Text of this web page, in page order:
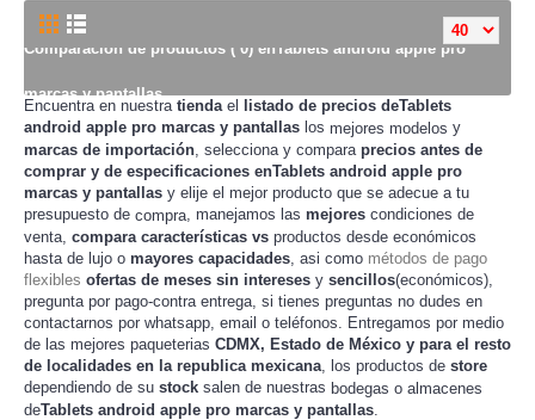
Comparación de productos ( 0) enTablets android apple pro
marcas y pantallas
Encuentra en nuestra tiendael
listado de precios deTablets
android apple pro marcas y pantallas los mejores modelos y
marcas de importación , selecciona y compara precios antes de
comprar y de especificaciones enTablets android apple pro
marcas y pantallas y elije el mejor producto que se adecue a tu
presupuesto de compra , manejamos las mejores condiciones de
venta compara características vs productos desde económicos
hasta de lujo o mayores capacidades , asi como métodos de pago
flexibles ofertas de meses sin intereses y sencillos(económicos),
pregunta por pago-contra entrega, si tienes preguntas no dudes en
contactarnos por whatsapp, email o teléfonos. Entregamos por medio
de las mejores paqueterias CDMX, Estado de México y para el resto
de localidades en la republica mexicana , los productos de store
dependiendo de su stock salen de nuestras bodegas o almacenes
deTablets android apple pro marcas y pantallas